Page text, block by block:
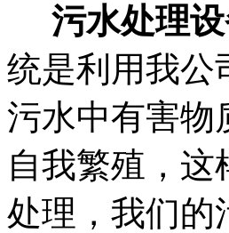
污水处理
统是利用我公
污水中有害物
自我繁殖，
处理，我们的